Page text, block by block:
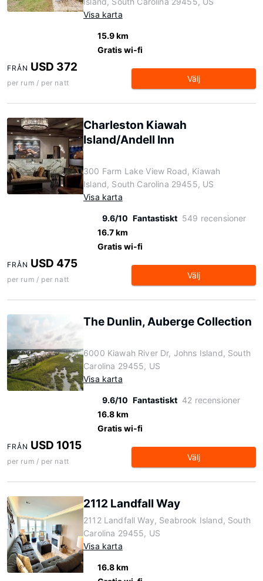
Visa karta
15.9 km
Gratis wi-fi
FRÅN USD 372
per rum / per natt Välj
Charleston Kiawah
Island/Andell Inn
300 Farm Lake View Road, Kiawah
Island, South Carolina 29455, US
Visa karta
9.6/10 Fantastiskt 549 recensioner
16.7 km
Gratis wi-fi
FRÅN USD 475
per rum / per natt Välj
The Dunlin, Auberge Collection
6000 Kiawah River Dr, Johns Island, South
Carolina 29455, US
Visa karta
9.6/10 Fantastiskt 42 recensioner
16.8 km
Gratis wi-fi
FRÅN USD 1015
per rum / per natt Välj
2112 Landfall Way
2112 Landfall Way, Seabrook Island, South
Carolina 29455, US
Visa karta
16.8 km